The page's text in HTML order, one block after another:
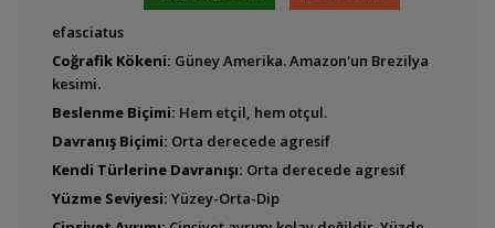
Aequidens
Port Acara)
Aequidens pulcher
(Blue Acara)
efasciatus
Coğrafik Kökeni: Güney Amerika. Amazon'un Brezilya
kesimi.
Beslenme Biçimi: Hem etçil, hem otçul.
Davranış Biçimi: Orta derecede agresif
Kendi Türlerine Davranışı: Orta derecede agresif
Yüzme Seviyesi: Yüzey-Orta-Dip